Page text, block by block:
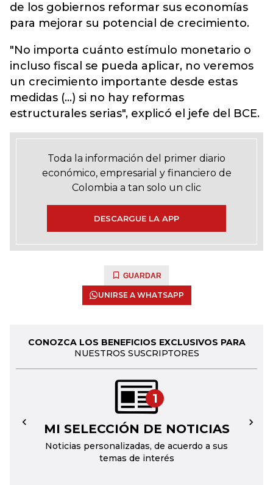
de los gobiernos reformar sus economías
para mejorar su potencial de crecimiento.
"No importa cuánto estímulo monetario o
incluso fiscal se pueda aplicar, no veremos
un crecimiento importante desde estas
medidas (...) si no hay reformas
estructurales serias", explicó el jefe del BCE.
Toda la información del primer diario
económico, empresarial y financiero de
Colombia a tan solo un clic
DESCARGUE LA APP
GUARDAR
UNIRSE A WHATSAPP
CONOZCA LOS BENEFICIOS EXCLUSIVOS PARA
NUESTROS SUSCRIPTORES
1
MI SELECCIÓN DE NOTICIAS
Noticias personalizadas, de acuerdo a sus
temas de interés
← →